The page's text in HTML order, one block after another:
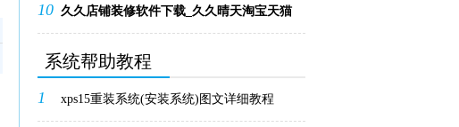
10 久久店铺装修软件下载_久久晴天淘宝天猫
装修软件 ......
系统帮助教程
1 xps15重装系统(安装系统)图文详细教程